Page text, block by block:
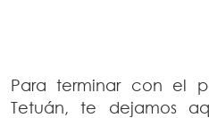
Para terminar con el
Tetuán, te dejamos